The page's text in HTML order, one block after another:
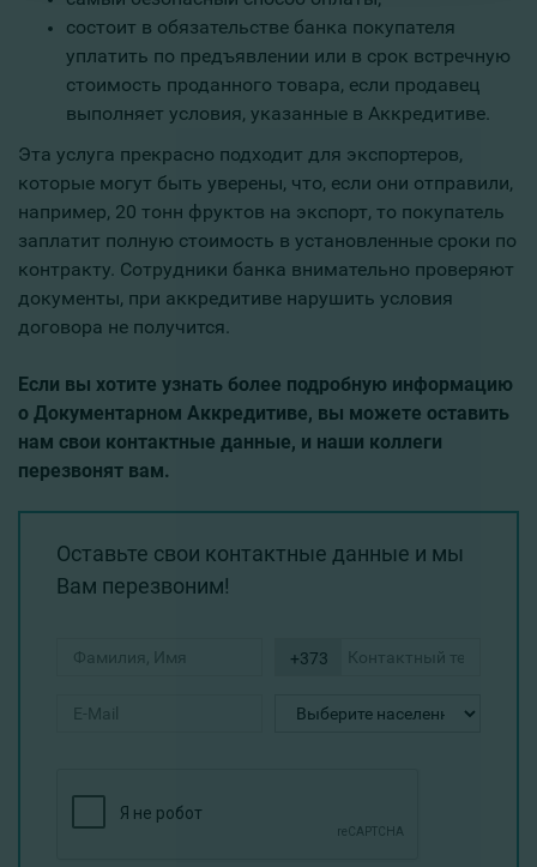
состоит в обязательстве банка покупателя
уплатить по предъявлении или в срок встречную
стоимость проданного товара, если продавец
выполняет условия, указанные в Аккредитиве.
Эта услуга прекрасно подходит для экспортеров,
которые могут быть уверены, что, если они отправили,
например, 20 тонн фруктов на экспорт, то покупатель
заплатит полную стоимость в установленные сроки по
контракту. Сотрудники банка внимательно проверяют
документы, при аккредитиве нарушить условия
договора не получится.
Если вы хотите узнать более подробную информацию
о Документарном Аккредитиве, вы можете оставить
нам свои контактные данные, и наши коллеги
перезвонят вам.
Оставьте свои контактные данные и мы
Вам перезвоним!
+373